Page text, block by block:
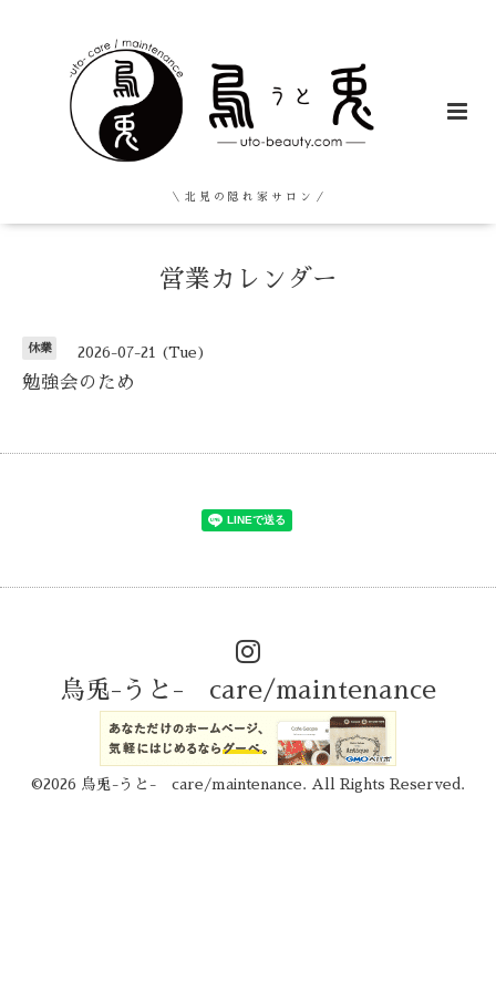
＼ 北 見 の 隠 れ 家 サ ロ ン ／
営業カレンダー
休業 2026-07-21 (Tue)
勉強会のため
烏兎-うと- care/maintenance
©2026 烏兎-うと- care/maintenance . All Rights Reserved.